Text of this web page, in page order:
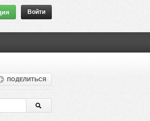
Войти
ПОДЕЛИТЬСЯ